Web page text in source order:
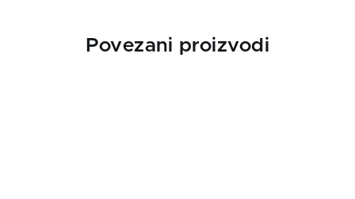
Povezani proizvodi